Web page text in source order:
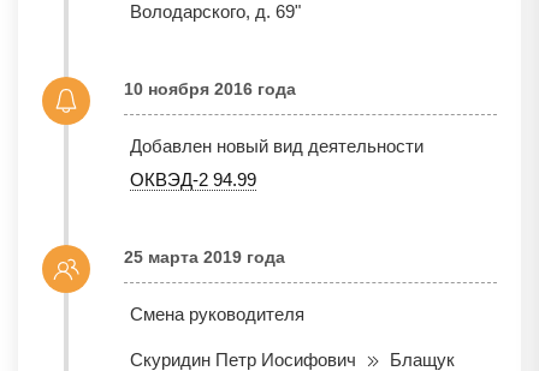
Володарского, д. 69"
10 ноября 2016 года
Добавлен новый вид деятельности
ОКВЭД-2 94.99
25 марта 2019 года
Смена руководителя
Скуридин Петр Иосифович
Блащук